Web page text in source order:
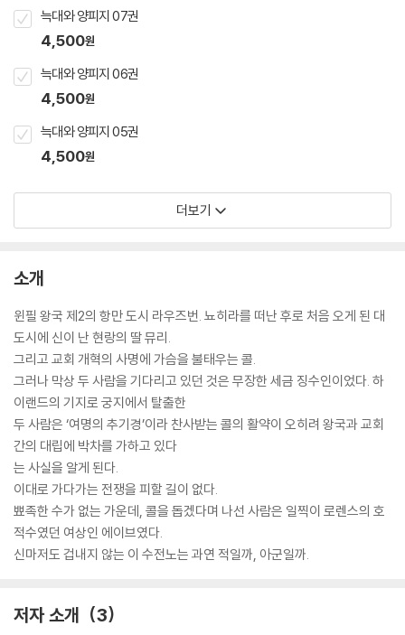
늑대와 양피지 07권
4,500원
늑대와 양피지 06권
4,500원
늑대와 양피지 05권
4,500원
더보기
소개
윈필 왕국 제2의 항만 도시 라우즈번. 뇨히라를 떠난 후로 처음 오게 된 대
도시에 신이 난 현랑의 딸 뮤리.
그리고 교회 개혁의 사명에 가슴을 불태우는 콜.
그러나 막상 두 사람을 기다리고 있던 것은 무장한 세금 징수인이었다. 하
이랜드의 기지로 궁지에서 탈출한
두 사람은 ‘여명의 추기경’이라 찬사받는 콜의 활약이 오히려 왕국과 교회
간의 대립에 박차를 가하고 있다
는 사실을 알게 된다.
이대로 가다가는 전쟁을 피할 길이 없다.
뾰족한 수가 없는 가운데, 콜을 돕겠다며 나선 사람은 일찍이 로렌스의 호
적수였던 여상인 에이브였다.
신마저도 겁내지 않는 이 수전노는 과연 적일까, 아군일까.
저자 소개 3